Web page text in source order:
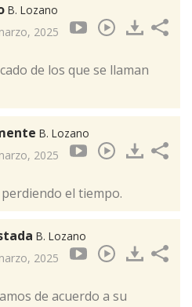
B. Lozano
2025
de los que se llaman
B. Lozano
2025
el tiempo.
B. Lozano
2025
de acuerdo a su